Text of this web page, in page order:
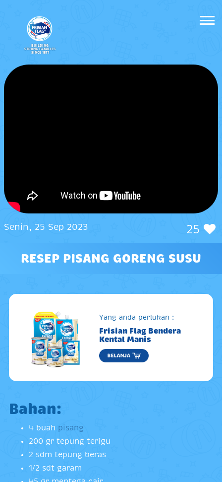
BUILDING
STRONG FAMILIES
SINCE 1871
Senin, 25 Sep 2023 25
RESEP PISANG GORENG SUSU
Yang anda perlukan :
Frisian Flag Bendera
Kental Manis
Bahan:
4 buah pisang
200 gr tepung terigu
2 sdm tepung beras
1/2 sdt garam